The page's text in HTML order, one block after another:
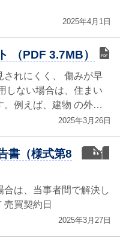
2025年4月1日
（PDF 3.7MB）
されにくく、 傷みが早
しない場合は、住まい
。例えば、建物 の外…
2025年3月26日
word
書（様式第8
合は、当事者間で解決し
買契約日
2025年3月27日